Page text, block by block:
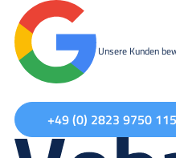
Unsere Kunden
+49 (0) 2823 9750 115